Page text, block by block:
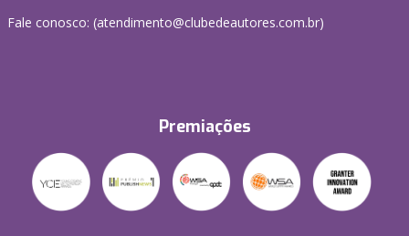
Fale conosco: (atendimento@clubedeautores.com.br)
Premiações